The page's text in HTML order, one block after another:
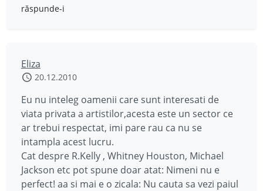
răspunde-i
Eliza
20.12.2010
Eu nu inteleg oamenii care sunt interesati de
viata privata a artistilor,acesta este un sector ce
ar trebui respectat, imi pare rau ca nu se
intampla acest lucru.
Cat despre R.Kelly , Whitney Houston, Michael
Jackson etc pot spune doar atat: Nimeni nu e
perfect! aa si mai e o zicala: Nu cauta sa vezi paiul